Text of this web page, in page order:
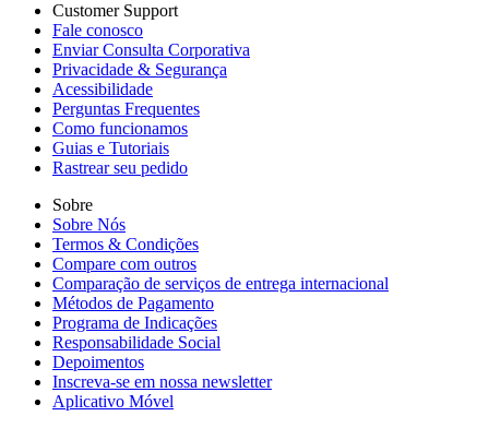
Customer Support
Fale conosco
Enviar Consulta Corporativa
Privacidade & Segurança
Acessibilidade
Perguntas Frequentes
Como funcionamos
Guias e Tutoriais
Rastrear seu pedido
Sobre
Sobre Nós
Termos & Condições
Compare com outros
Comparação de serviços de entrega internacional
Métodos de Pagamento
Programa de Indicações
Responsabilidade Social
Depoimentos
Inscreva-se em nossa newsletter
Aplicativo Móvel